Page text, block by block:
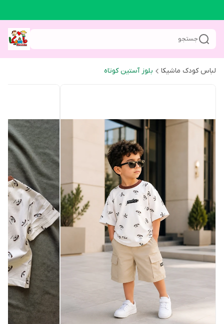
جستجو
لباس کودک ماشیکا بلوز آستین کوتاه